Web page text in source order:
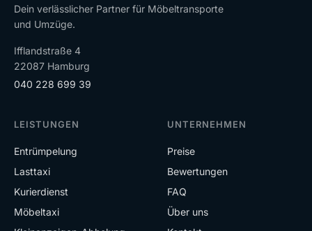
Dein verlässlicher Partner für Möbeltransporte
und Umzüge.
Ifflandstraße 4
22087 Hamburg
040 228 699 39
LEISTUNGEN
Entrümpelung
Lasttaxi
Kurierdienst
Möbeltaxi
UNTERNEHMEN
Preise
Bewertungen
FAQ
Über uns